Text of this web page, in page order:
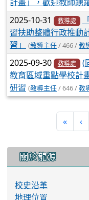
2025-10-31 教導處
習扶助整體行政推動
習」
(教導主任 / 466 /教
2025-09-30 教導處
(
教育區域重點學校計
研習 (教導主任 / 646 /教
« ‹
::: 關於龍源
校史沿革
地理位置